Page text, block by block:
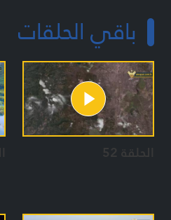
باقي الحلقات
الحلقة 52